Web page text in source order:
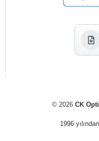
© 2026 CK
1996